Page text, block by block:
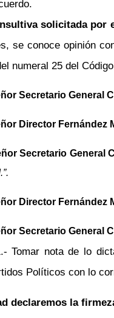
solicitada por
se conoce opinión
numeral 25 del
Secretario General
Director Fernández
Secretario General
Director Fernández
Secretario General
Tomar nota de lo
Políticos con lo
declaremos la